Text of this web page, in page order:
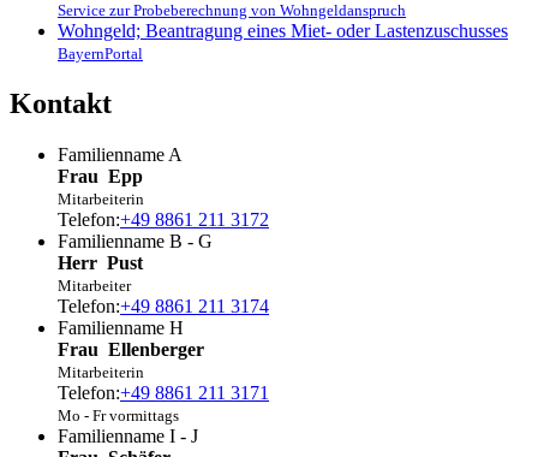
Service zur Probeberechnung von Wohngeldanspruch
Wohngeld; Beantragung eines Miet- oder Lastenzuschusses
BayernPortal
Kontakt
Familienname A
Frau Epp
Mitarbeiterin
Telefon:+49 8861 211 3172
Familienname B - G
Herr Pust
Mitarbeiter
Telefon:+49 8861 211 3174
Familienname H
Frau Ellenberger
Mitarbeiterin
Telefon:+49 8861 211 3171
Mo - Fr vormittags
Familienname I - J